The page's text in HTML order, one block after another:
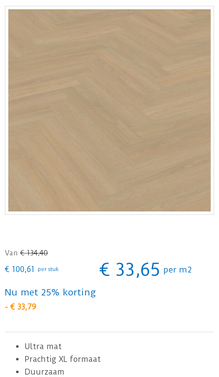
Van € 134,40
€ 100,61 per stuk € 33,65 per m2
Nu met 25% korting
- € 33,79
Ultra mat
Prachtig XL formaat
Duurzaam